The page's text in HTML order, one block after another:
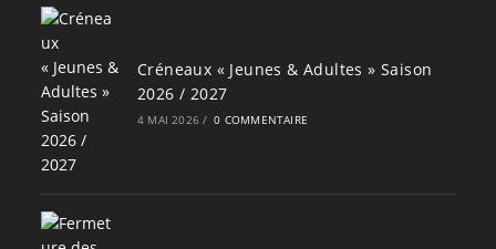
Créneaux « Jeunes & Adultes » Saison
2026 / 2027
4 MAI 2026 / 0 COMMENTAIRE